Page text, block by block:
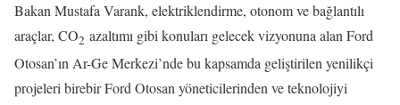
Bakan Mustafa Varank, elektriklendirme, otonom ve bağlantılı
araçlar, CO2 azaltımı gibi konuları gelecek vizyonuna alan Ford
Otosan’ın Ar-Ge Merkezi’nde bu kapsamda geliştirilen yenilikçi
projeleri birebir Ford Otosan yöneticilerinden ve teknolojiyi